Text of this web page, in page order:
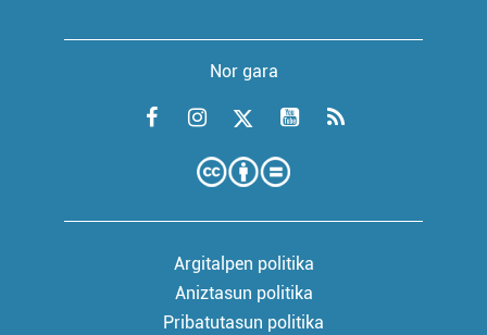
Nor gara
Argitalpen politika
Aniztasun politika
Pribatutasun politika